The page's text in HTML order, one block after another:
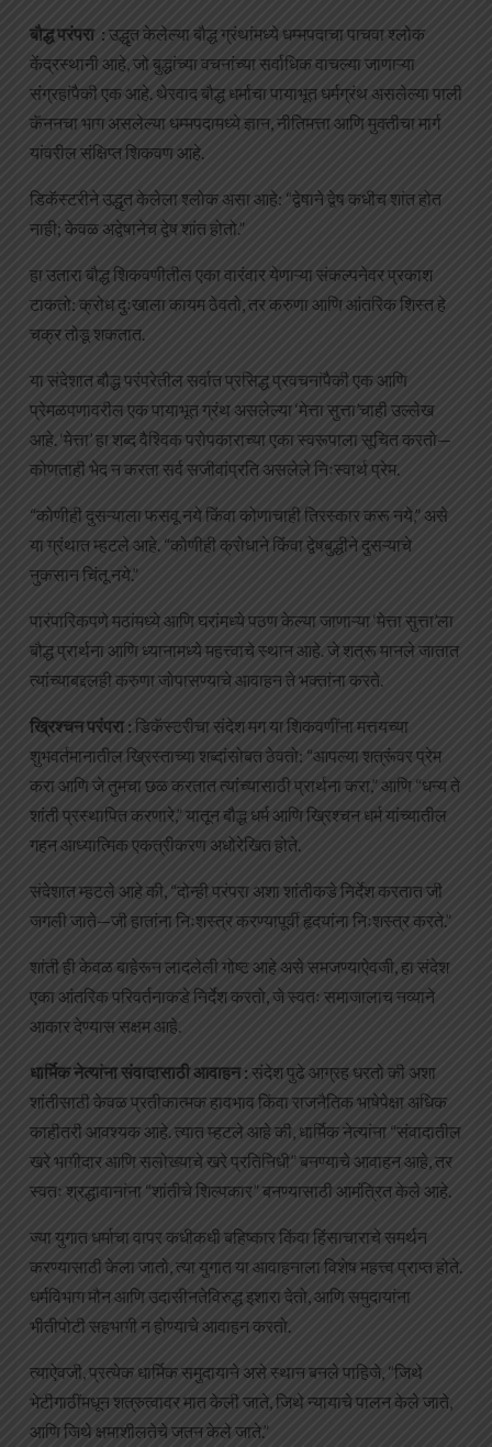
बौद्ध परंपरा : उद्धृत केलेल्या बौद्ध ग्रंथांमध्ये धम्मपदाचा पाचवा श्लोक
केंद्रस्थानी आहे, जो बुद्धांच्या वचनांच्या सर्वाधिक वाचल्या जाणाऱ्या
संग्रहांपैकी एक आहे. थेरवाद बौद्ध धर्माचा पायाभूत धर्मग्रंथ असलेल्या पाली
कॅननचा भाग असलेल्या धम्मपदामध्ये ज्ञान, नीतिमत्ता आणि मुक्तीचा मार्ग
यांवरील संक्षिप्त शिकवण आहे.
डिकॅस्टरीने उद्धृत केलेला श्लोक असा आहे: “द्वेषाने द्वेष कधीच शांत होत
नाही; केवळ अद्वेषानेच द्वेष शांत होतो.”
हा उतारा बौद्ध शिकवणीतील एका वारंवार येणाऱ्या संकल्पनेवर प्रकाश
टाकतो: क्रोध दुःखाला कायम ठेवतो, तर करुणा आणि आंतरिक शिस्त हे
चक्र तोडू शकतात.
या संदेशात बौद्ध परंपरेतील सर्वात प्रसिद्ध प्रवचनांपैकी एक आणि
प्रेमळपणावरील एक पायाभूत ग्रंथ असलेल्या ‘मेत्ता सुत्ता’चाही उल्लेख
आहे. ‘मेत्ता’ हा शब्द वैश्विक परोपकाराच्या एका स्वरूपाला सूचित करतो—
कोणताही भेद न करता सर्व सजीवांप्रति असलेले निःस्वार्थ प्रेम.
“कोणीही दुसऱ्याला फसवू नये किंवा कोणाचाही तिरस्कार करू नये,” असे
या ग्रंथात म्हटले आहे. “कोणीही क्रोधाने किंवा द्वेषबुद्धीने दुसऱ्याचे
नुकसान चिंतू नये.”
पारंपारिकपणे मठांमध्ये आणि घरांमध्ये पठण केल्या जाणाऱ्या ‘मेत्ता सुत्ता’ला
बौद्ध प्रार्थना आणि ध्यानामध्ये महत्त्वाचे स्थान आहे. जे शत्रू मानले जातात
त्यांच्याबद्दलही करुणा जोपासण्याचे आवाहन ते भक्तांना करते.
ख्रिश्चन परंपरा : डिकॅस्टरीचा संदेश मग या शिकवणींना मत्तयच्या
शुभवर्तमानातील ख्रिस्ताच्या शब्दांसोबत ठेवतो: “आपल्या शत्रूंवर प्रेम
करा आणि जे तुमचा छळ करतात त्यांच्यासाठी प्रार्थना करा,” आणि “धन्य ते
शांती प्रस्थापित करणारे,” यातून बौद्ध धर्म आणि ख्रिश्चन धर्म यांच्यातील
गहन आध्यात्मिक एकत्रीकरण अधोरेखित होते.
संदेशात म्हटले आहे की, “दोन्ही परंपरा अशा शांतीकडे निर्देश करतात जी
जगली जाते—जी हातांना निःशस्त्र करण्यापूर्वी हृदयांना निःशस्त्र करते.”
शांती ही केवळ बाहेरून लादलेली गोष्ट आहे असे समजण्याऐवजी, हा संदेश
एका आंतरिक परिवर्तनाकडे निर्देश करतो, जे स्वतः समाजालाच नव्याने
आकार देण्यास सक्षम आहे.
धार्मिक नेत्यांना संवादासाठी आवाहन : संदेश पुढे आग्रह धरतो की अशा
शांतीसाठी केवळ प्रतीकात्मक हावभाव किंवा राजनैतिक भाषेपेक्षा अधिक
काहीतरी आवश्यक आहे. त्यात म्हटले आहे की, धार्मिक नेत्यांना “संवादातील
खरे भागीदार आणि सलोख्याचे खरे प्रतिनिधी” बनण्याचे आवाहन आहे, तर
स्वतः श्रद्धावानांना “शांतीचे शिल्पकार” बनण्यासाठी आमंत्रित केले आहे.
ज्या युगात धर्माचा वापर कधीकधी बहिष्कार किंवा हिंसाचाराचे समर्थन
करण्यासाठी केला जातो, त्या युगात या आवाहनाला विशेष महत्त्व प्राप्त होते.
धर्मविभाग मौन आणि उदासीनतेविरुद्ध इशारा देतो, आणि समुदायांना
भीतीपोटी सहभागी न होण्याचे आवाहन करतो.
त्याऐवजी, प्रत्येक धार्मिक समुदायाने असे स्थान बनले पाहिजे, “जिथे
भेटीगाठींमधून शत्रुत्वावर मात केली जाते, जिथे न्यायाचे पालन केले जाते,
आणि जिथे क्षमाशीलतेचे जतन केले जाते.”